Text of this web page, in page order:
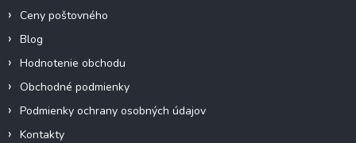
Ceny poštovného
Blog
Hodnotenie obchodu
Obchodné podmienky
Podmienky ochrany osobných údajov
Kontakty